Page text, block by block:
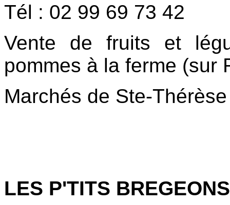
Tél : 02 99 69 73 42
Vente de fruits et
pommes à la ferme (sur
Marchés de Ste-
LES P'TITS BREGEONS